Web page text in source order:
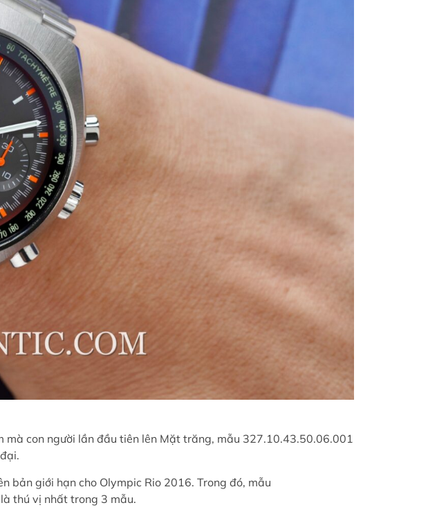
con người lần đầu tiên lên Mặt trăng, mẫu 327.10.43.50.06.001
bản giới hạn cho Olympic Rio 2016. Trong đó, mẫu
thú vị nhất trong 3 mẫu.